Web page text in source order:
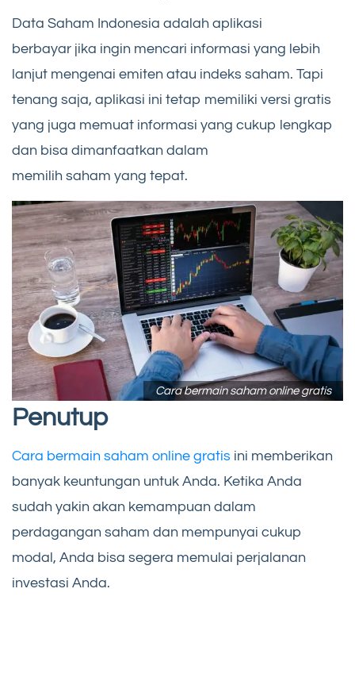
Data Saham Indonesia adalah aplikasi
berbayar jika ingin mencari informasi yang lebih
lanjut mengenai emiten atau indeks saham. Tapi
tenang saja, aplikasi ini tetap memiliki versi gratis
yang juga memuat informasi yang cukup lengkap
dan bisa dimanfaatkan dalam
memilih saham yang tepat.
Cara bermain saham online gratis
Penutup
Cara bermain saham online gratis ini memberikan
banyak keuntungan untuk Anda. Ketika Anda
sudah yakin akan kemampuan dalam
perdagangan saham dan mempunyai cukup
modal, Anda bisa segera memulai perjalanan
investasi Anda.